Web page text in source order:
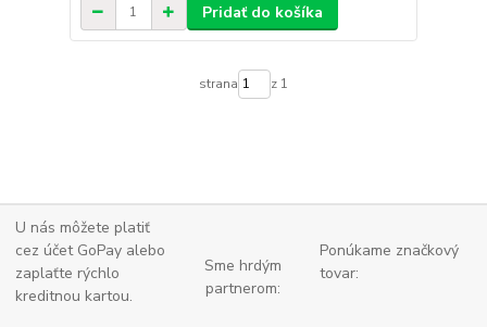
Pridať do košíka
strana z 1
U nás môžete platiť
cez účet GoPay alebo
zaplaťte rýchlo
kreditnou kartou.
Sme hrdým
partnerom:
Ponúkame značkový
tovar: